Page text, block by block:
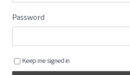
Password
Keep me signed in